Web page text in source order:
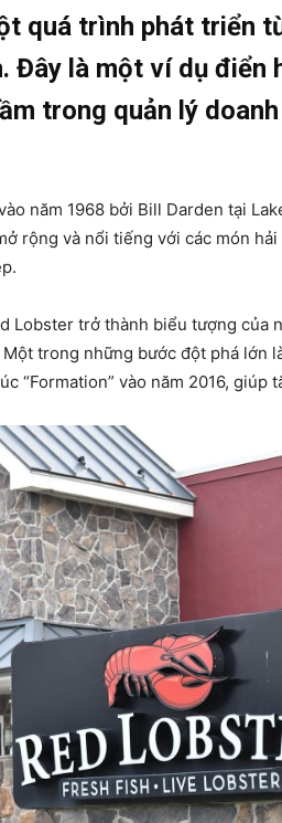
quá trình phát triển
Đây là một ví dụ điển
trong quản lý
năm 1968 bởi Bill Darden tại
rộng và nổi tiếng với các món
Lobster trở thành biểu tượng của
trong những bước đột phá lớn
“Formation” vào năm 2016, giúp